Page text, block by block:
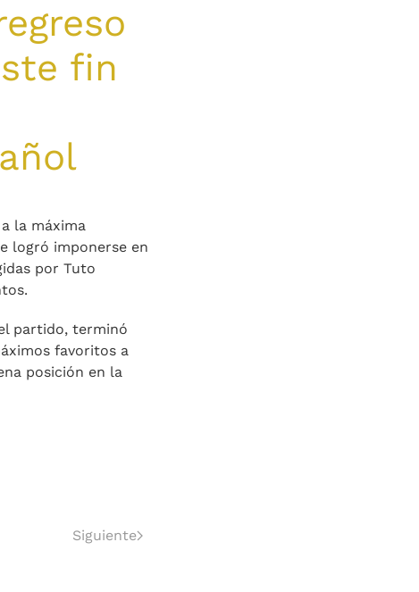
fin
la máxima
logró imponerse en
por Tuto
partido, terminó
favoritos a
posición en la
Siguiente